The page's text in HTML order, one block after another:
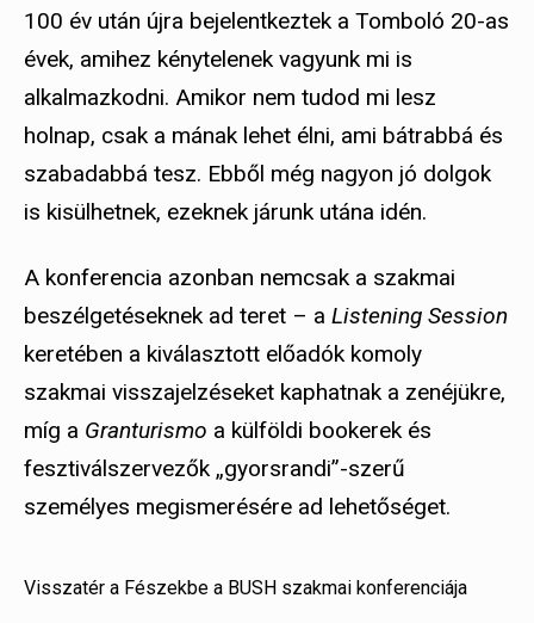
100 év után újra bejelentkeztek a Tomboló 20-as
évek, amihez kénytelenek vagyunk mi is
alkalmazkodni. Amikor nem tudod mi lesz
holnap, csak a mának lehet élni, ami bátrabbá és
szabadabbá tesz. Ebből még nagyon jó dolgok
is kisülhetnek, ezeknek járunk utána idén.
A konferencia azonban nemcsak a szakmai
beszélgetéseknek ad teret – a Listening Session
keretében a kiválasztott előadók komoly
szakmai visszajelzéseket kaphatnak a zenéjükre,
míg a Granturismo a külföldi bookerek és
fesztiválszervezők „gyorsrandi”-szerű
személyes megismerésére ad lehetőséget.
Visszatér a Fészekbe a BUSH szakmai konferenciája